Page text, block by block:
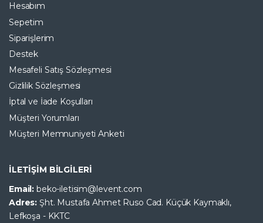
Hesabım
Sepetim
Siparişlerim
Destek
Mesafeli Satış Sözleşmesi
Gizlilik Sözleşmesi
İptal ve İade Koşulları
Müşteri Yorumları
Müşteri Memnuniyeti Anketi
İLETİŞİM BİLGİLERİ
Email:beko-iletisim@levent.com
Adres:Şht. Mustafa Ahmet Ruso Cad. Küçük Kaymaklı,
Lefkoşa - KKTC